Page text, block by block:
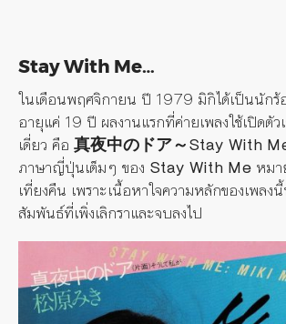
Stay With Me…
ในเดือนพฤศจิกายน ปี 1979 มิกิได้เป็นนักร้
อายุแค่ 19 ปี ผลงานแรกที่ค่ายเพลงใช้เปิดตั
เดี่ยว คือ 真夜中のドア～Stay With
ภาษาญี่ปุ่นเต็มๆ ของ Stay With Me หม
เที่ยงคืน เพราะเนื้อหาใจความหลักของเพลง
สัมพันธ์ที่เพิ่งเลิกราและจบลงไป